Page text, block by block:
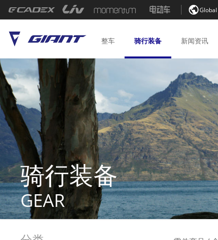

整车 骑行装备 新闻资讯
骑行装备
GEAR